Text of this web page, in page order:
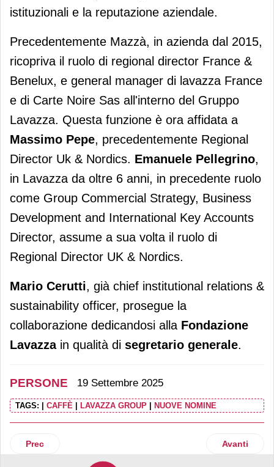
istituzionali e la reputazione aziendale.
Precedentemente Mazzà, in azienda dal 2015,
ricopriva il ruolo di regional director France &
Benelux, e general manager di lavazza France
e di Carte Noire Sas all'interno del Gruppo
Lavazza. Questa funzione è ora affidata a
Massimo Pepe, precedentemente Regional
Director Uk & Nordics. Emanuele Pellegrino,
in Lavazza da oltre 6 anni, in precedente ruolo
come Group Commercial Strategy, Business
Development and International Key Accounts
Director, assume a sua volta il ruolo di
Regional Director UK & Nordics.
Mario Cerutti, già chief institutional relations &
sustainability officer, prosegue la
collaborazione dedicandosi alla Fondazione
Lavazzain qualità di segretario generale.
PERSONE 19 Settembre 2025
TAGS: | CAFFÈ | LAVAZZA GROUP | NUOVE NOMINE
Articolo precedente: Brt potenzia il team manageriale con
Prec Articolo
Avanti